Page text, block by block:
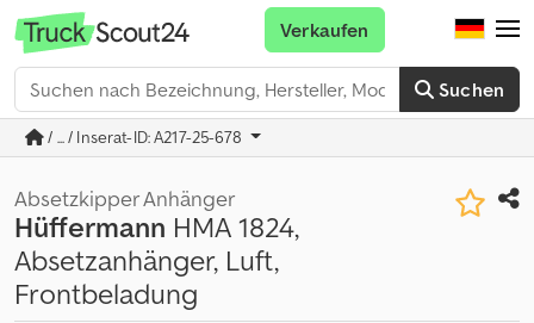
Suchen
Verkaufen
/ ... / Inserat-ID: A217-25-678
Absetzkipper Anhänger
Hüffermann HMA 1824,
Absetzanhänger, Luft,
Frontbeladung